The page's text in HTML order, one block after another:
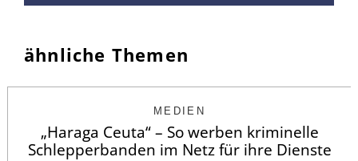
ähnliche Themen
MEDIEN
„Haraga Ceuta“ – So werben kriminelle
Schlepperbanden im Netz für ihre Dienste